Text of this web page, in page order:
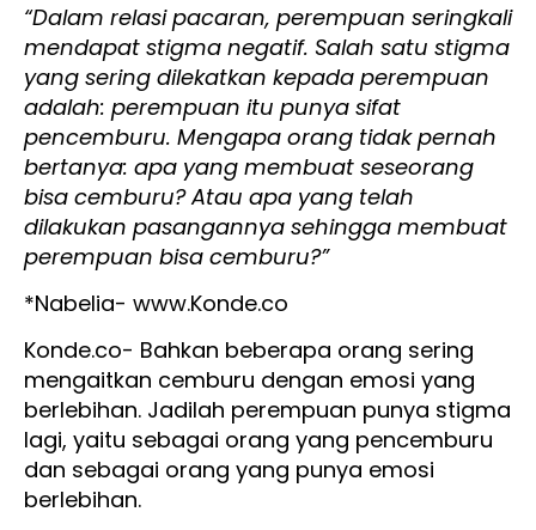
“Dalam relasi pacaran, perempuan seringkali
mendapat stigma negatif. Salah satu stigma
yang sering dilekatkan kepada perempuan
adalah: perempuan itu punya sifat
pencemburu. Mengapa orang tidak pernah
bertanya: apa yang membuat seseorang
bisa cemburu? Atau apa yang telah
dilakukan pasangannya sehingga membuat
perempuan bisa cemburu?”
*Nabelia- www.Konde.co
Konde.co- Bahkan beberapa orang sering
mengaitkan cemburu dengan emosi yang
berlebihan. Jadilah perempuan punya stigma
lagi, yaitu sebagai orang yang pencemburu
dan sebagai orang yang punya emosi
berlebihan.